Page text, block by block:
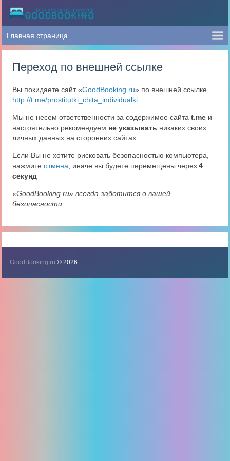
Переход по внешней ссылке
Вы покидаете сайт «GoodBooking.ru» по внешней ссылке
http://t.me/prostitutki_chita_individualki
Мы не несем ответственности за содержимое сайтаt.me и
настоятельно рекомендуем не указывать никаких своих
личных данных на сторонних сайтах.
Если Вы не хотите рисковать безопасностью компьютера,
нажмитеотмена , иначе вы будете перемещены через4
секунд
«GoodBooking.ru» всегда заботится о вашей
безопасности.
GoodBooking.ru © 2026